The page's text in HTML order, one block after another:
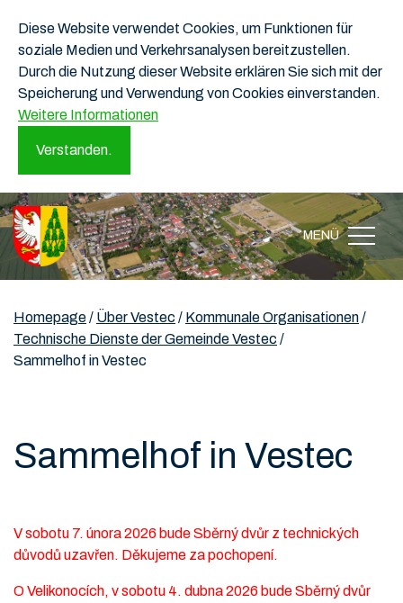
Diese Website verwendet Cookies, um Funktionen für
soziale Medien und Verkehrsanalysen bereitzustellen.
Durch die Nutzung dieser Website erklären Sie sich mit der
Speicherung und Verwendung von Cookies einverstanden.
Weitere Informationen
Verstanden.
MENÜ
Homepage/ Über Vestec / Kommunale Organisationen/
Technische Dienste der Gemeinde Vestec /
Sammelhof in Vestec
Sammelhof in Vestec
V sobotu 7. února 2026 bude Sběrný dvůr z technických
důvodů uzavřen. Děkujeme za pochopení.
O Velikonocích, v sobotu 4. dubna 2026 bude Sběrný dvůr